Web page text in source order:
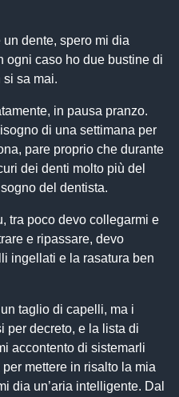
dente, spero mi dia
ogni caso ho due bustine di
si sa mai.
in pausa pranzo.
di una settimana per
pare proprio che durante
dei denti molto più del
del dentista.
tra poco devo collegarmi e
e ripassare, devo
ingellati e la rasatura ben
taglio di capelli, ma i
per decreto, e la lista di
accontento di sistemarli
mettere in risalto la mia
dia un’aria intelligente. Dal